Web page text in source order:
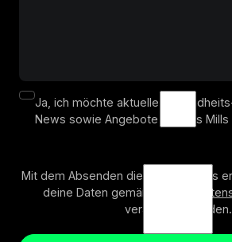
Ja, ich möchte aktuelle
News sowie Angebote der Les Mills
Mit dem Absenden dieses Formulars
deine Daten gemäß unserer
verarbeitet werden.